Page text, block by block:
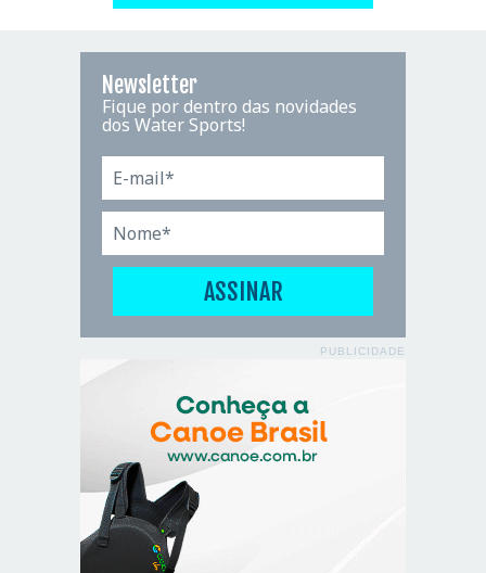
Newsletter
Fique por dentro das novidades
dos Water Sports!
PUBLICIDADE